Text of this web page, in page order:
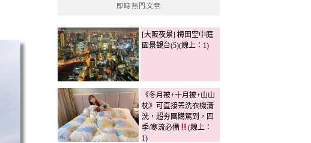
即時熱門文章
[大阪夜景] 梅田空中庭
園景觀台(5)(線上：1)
《冬月被+十月被+山山
枕》可直接丟洗衣機清
洗，超夯團購駕到，四
季/寒流必備
(線上：
1)